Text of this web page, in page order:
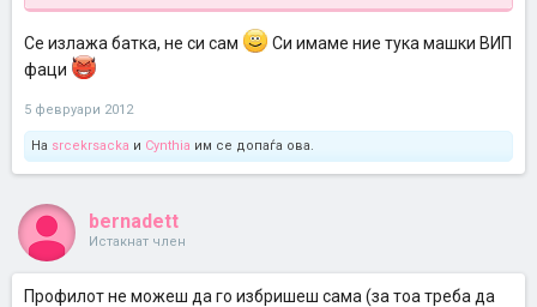
Се излажа батка, не си сам
Си имаме ние тука машки ВИП
фаци
5 февруари 2012
На srcekrsacka и Cynthia им се допаѓа ова.
bernadett
Истакнат член
Профилот не можеш да го избришеш сама (за тоа треба да